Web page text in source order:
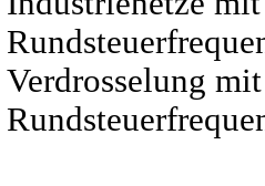
Verdrosselung